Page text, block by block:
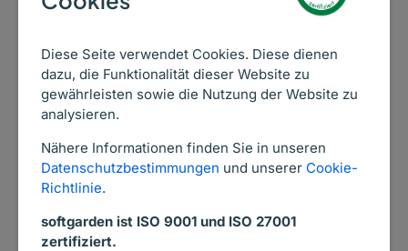
Diese Seite verwendet Cookies. Diese dienen
dazu, die Funktionalität dieser Website zu
gewährleisten sowie die Nutzung der Website zu
analysieren.
Nähere Informationen finden Sie in unseren
Datenschutzbestimmungen und unserer Cookie-
Richtlinie.
softgarden ist ISO 9001 und ISO 27001
zertifiziert.
auch hier darauf ab, die Recruiting
Experience für alle drei Beteiligten zu
verbessern. Für den Recruiter ist es
einfacher, Feedback zu erhalten. Er muss
nicht permanent daran denken und dem
Fachbereich „hinterher rennen“. Der
Fachbereich kann auf eine komfortable Art
und Weise die Kandidaten bewerten. Der